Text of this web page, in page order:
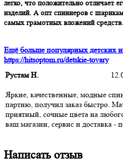
легко, что положительно отличает
изделий. А опт спиннеров с
самых грамотных вложений средств.
Ещё больше популярных детских
https://hitsoptom.ru/detskie-tovary
Рустам Н.
Яркие, качественные, модные
партию, получил заказ быстро.
приятный, сочные цвета на
ваш магазин, сервис и доставка -
Написать отзыв